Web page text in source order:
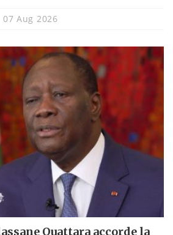
07 Aug 2026
Ouattara accorde la